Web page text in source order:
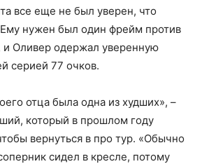
все еще не был уверен, что
нужен был один фрейм против
и Оливер одержал уверенную
серией 77 очков.
отца была одна из худших», –
который в прошлом году
вернуться в про тур. «Обычно
сидел в кресле, потому